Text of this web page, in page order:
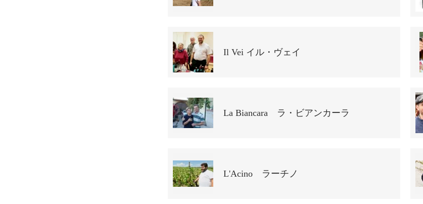
Il Vei イル・ヴェイ
La Biancara ラ・ビアンカーラ
L'Acino ラーチノ